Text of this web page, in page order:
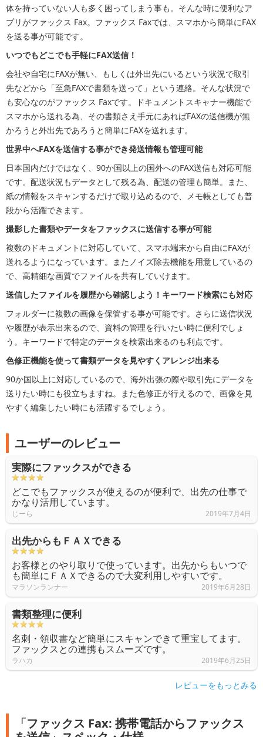
体を持っていない人も多く困ってしまう事も。そんな時に便利なア
プリがファックス Fax。ファックス Faxでは、スマホから簡単にFAX
を送る事が可能です。
いつでもどこでも手軽にFAX送信！
会社や自宅にFAXが無い、もしくは外出先にいるという状況で取引
先などから「至急FAXで書類を送って」という連絡。そんな状況で
も安心なのがファックス Faxです。ドキュメントスキャナー機能で
スマホから送れる為、その書類さえ手元にあればFAXの送信機が無
かろうと外出先であろうと簡単にFAXを送れます。
世界中へFAXを送信する事ができ発送情報も管理可能
日本国内だけではなく、90か国以上の国外へのFAX送信も対応可能
です。配送状況もデータとして残る為、配送の管理も簡単。また、
紙の情報をスキャンするだけで取り込めるので、メモ帳としても普
段から活躍できます。
撮影した書類やデータをファックスに送信する事が可能
複数のドキュメントに対応していて、スマホ端末から自由にFAXが
送れるようになっています。またノイズ除去機能を用意しているの
で、高精細な画質でファイルを共有していけます。
送信したファイルを履歴から確認しよう！キーワード検索にも対応
フォルダーに複数の画像を保管する事が可能です。さらに送信状況
や履歴が表示出来るので、資料の管理を行いたい時に便利でしょ
う。キーワードで特定のデータを検索出来るのも利点です。
色修正機能を使って書類データを見やすくアレンジ出来る
90か国以上に対応しているので、海外出張の際や取引先にデータを
送りたい時にも役立ちますね。また色修正が行えるので、画像を見
やすく編集したい時にも活躍するでしょう。
ユーザーのレビュー
実際にファックスができる
どこでもファックスが使えるのが便利で、出先の仕事で
かなり活用しています。
じーら 2019年7月4日
出先からもＦＡＸできる
お客様とのやり取りで使っています。出先からもいつで
も簡単にＦＡＸできるので大変利用しやすいです。
マラソンランナー 2019年6月28日
書類整理に便利
名刺・領収書など簡単にスキャンできて重宝してます。
ファックスとの連携もスムーズです。
ラハカ 2019年6月25日
レビューをもっとみる
「ファックス Fax: 携帯電話からファックス